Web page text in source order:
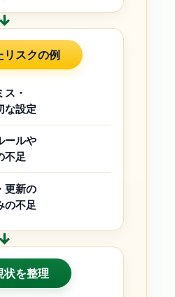
↓
リスクの例
ス・
な設定
ールや
不足
更新の
の不足
↓
状を整理